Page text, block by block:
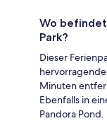
Wo befindet
Park?
Dieser
Minuten
Ebenfalls in
Pandora Pond.